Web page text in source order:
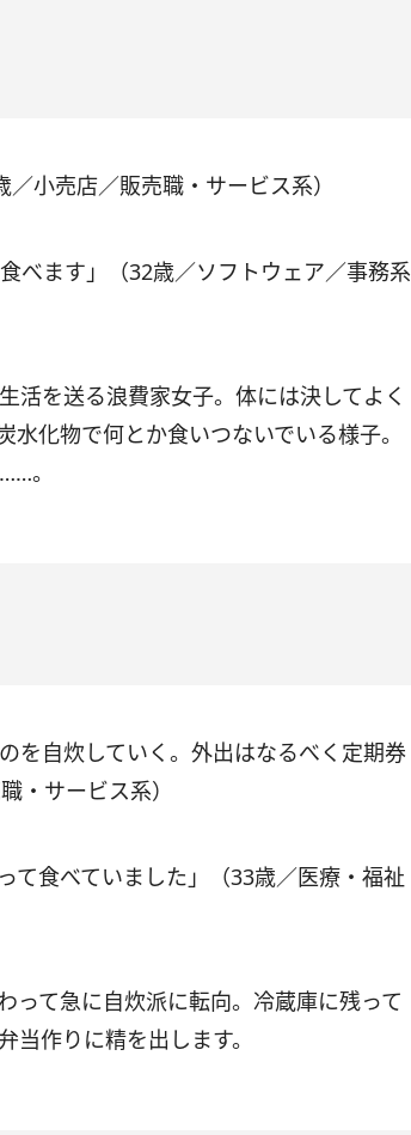
小売店／販売職・サービス系）
べます」（32歳／ソフトウェア／事務系
活を送る浪費家女子。体には決してよく
化物で何とか食いつないでいる様子。
。
を自炊していく。外出はなるべく定期券
・サービス系）
て食べていました」（33歳／医療・福祉
って急に自炊派に転向。冷蔵庫に残って
作りに精を出します。